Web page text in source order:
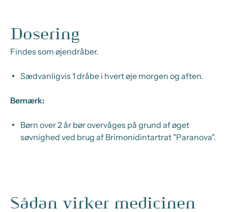
Dosering
Findes som øjendråber.
Sædvanligvis 1 dråbe i hvert øje morgen og aften.
Bemærk:
Børn over 2 år bør overvåges på grund af øget
søvnighed ved brug af Brimonidintartrat "Paranova".
Sådan virker medicinen